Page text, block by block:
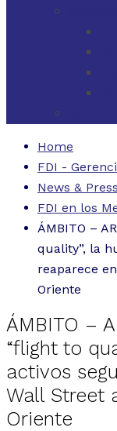
Home
FDI -
News & Press
FDI en los
ÁMBITO –
quality”, la
reaparece
Oriente
ÁMBITO –
“flight to
activos
Wall Street
Oriente